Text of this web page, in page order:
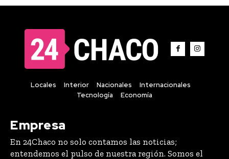
Locales Interior Nacionales
Internacionales
Tecnología
Economía
Empresa
En 24Chaco no solo contamos las noticias;
entendemos el pulso de nuestra región. Somos el